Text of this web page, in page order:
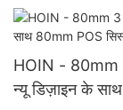
HOIN - 80mm
न्यू डिज़ाइन के